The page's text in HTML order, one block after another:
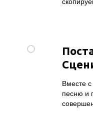
Вместе
песню и